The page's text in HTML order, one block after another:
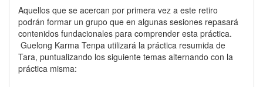
Aquellos que se acercan por primera vez a este retiro
podrán formar un grupo que en algunas sesiones repasará
contenidos fundacionales para comprender esta práctica.
Guelong Karma Tenpa utilizará la práctica resumida de
Tara, puntualizando los siguiente temas alternando con la
práctica misma: